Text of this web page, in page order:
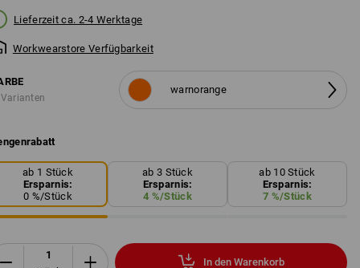
Lieferzeit ca. 2-4 Werktage
Workwearstore Verfügbarkeit
warnorange
ab 1 Stück
Ersparnis:
0 %/Stück
ab 3 Stück
Ersparnis:
4 %/Stück
ab 10 Stück
Ersparnis:
7 %/Stück
In den Warenkorb